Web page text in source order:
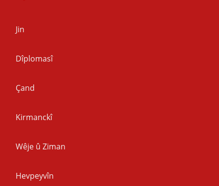
Jin
Dîplomasî
Çand
Kirmanckî
Wêje û Ziman
Hevpeyvîn